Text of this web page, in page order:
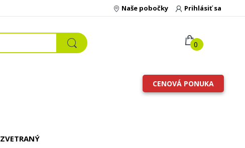
Prihlásiť sa
Naše pobočky
0
CENOVÁ PONUKA
ZVETRANÝ